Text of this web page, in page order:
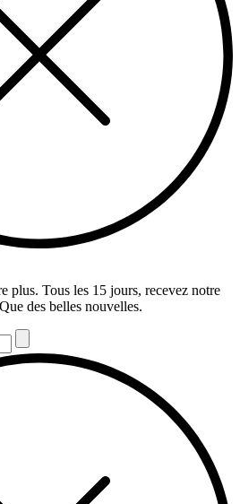
plus. Tous les 15 jours, recevez notre
des belles nouvelles.